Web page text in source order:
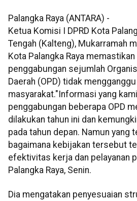
Palangka Raya (ANTARA) -
Ketua Komisi I DPRD Kota
Tengah (Kalteng), Mukarramah
Kota Palangka Raya
penggabungan sejumlah
Daerah (OPD) tidak
masyarakat."Informasi yang
penggabungan beberapa OPD
dilakukan tahun ini dan
pada tahun depan. Namun yang
bagaimana kebijakan tersebut
efektivitas kerja dan pelayanan
Palangka Raya, Senin.
Dia mengatakan penyesuaian